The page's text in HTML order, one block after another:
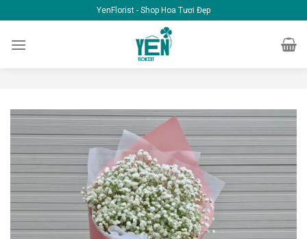
to
content
YenFlorist - Shop Hoa Tươi Đẹp